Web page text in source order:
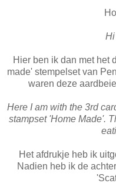
Hi
Hier ben ik dan met het
made' stempelset van
waren deze
Here I am with the 3rd
stampset 'Home Made'.
Het afdrukje heb ik
Nadien heb ik de